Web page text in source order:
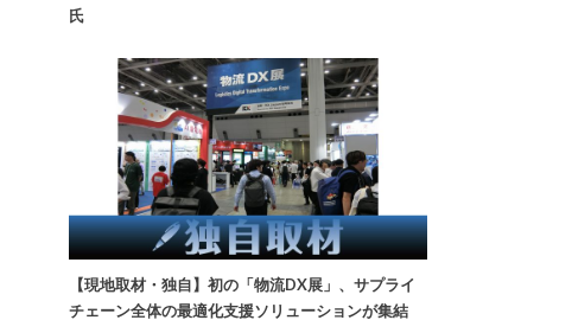
氏
【現地取材・独自】初の「物流DX展」、サプライ
チェーン全体の最適化支援ソリューションが集結